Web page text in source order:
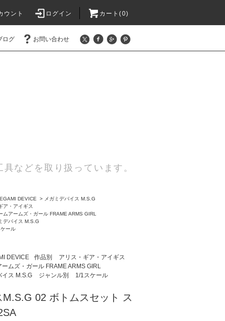
ウント ログイン カート(0)
ログ お問い合わせ
などを取り扱っています。
DEVICE > メガミデバイス M.S.G
ア・アイギス
ムアームズ・ガール FRAME ARMS GIRL
デバイス M.S.G
ール
DEVICE 作品別
アリス・ギア・アイギス
ームズ・ガール FRAME ARMS GIRL
イス M.S.G ジャンル別 1/1スケール
M.S.G 02 ボトムスセット ス